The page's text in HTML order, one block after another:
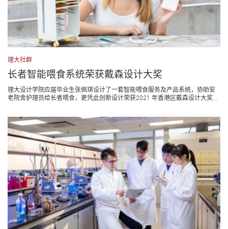
理大社群
长者智能喂食系统荣获戴森设计大奖
理大设计学院应届毕业生张佩琪设计了一套智能喂食服务及产品系统，协助安
老院舍护理员给长者喂食，更凭此创新设计荣获2021 年香港区戴森设计大奖...